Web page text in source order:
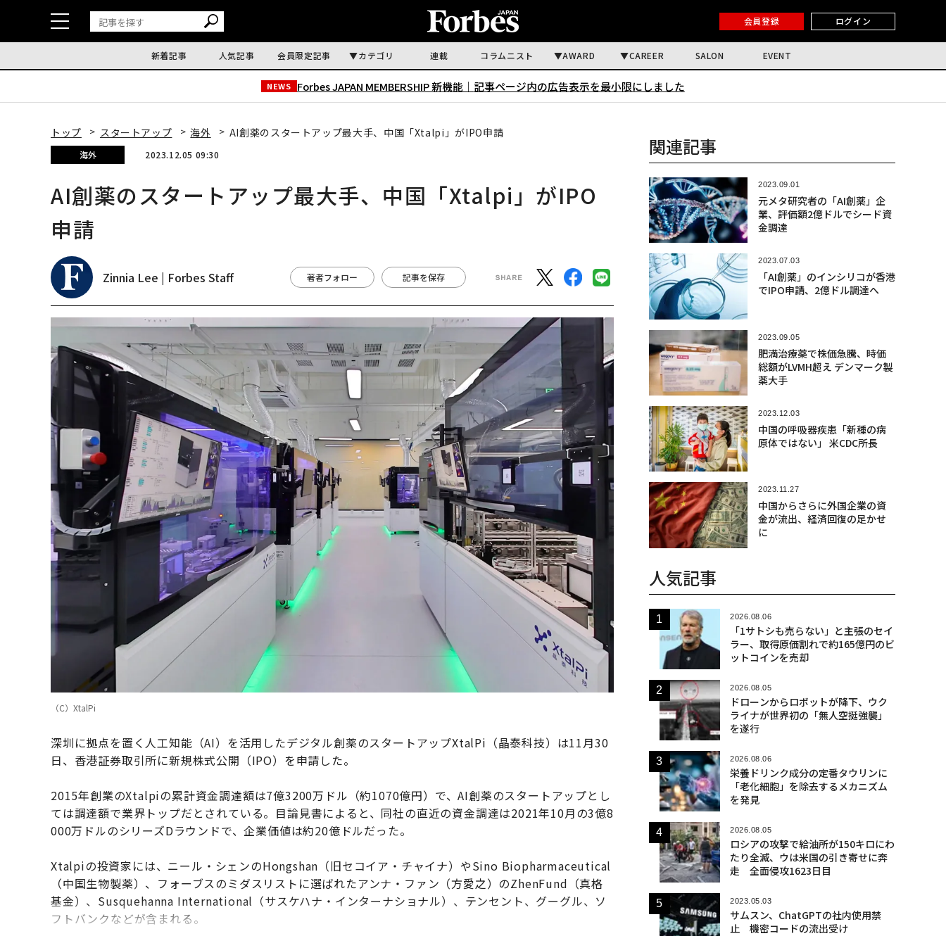
会員登録 ログイン
新着記事 人気記事 会員限定記事 カテゴリ 連載 コラムニスト AWARD CAREER SALON EVENT
NEWS Forbes JAPAN MEMBERSHIP 新機能｜ 記事ページ内の広告表示を最小限にしました
トップ スタートアップ 海外 AI創薬のスタートアップ最大手、中国「Xtalpi」がIPO申請
海外 2023.12.05 09:30
AI創薬のスタートアップ最大手、中国「Xtalpi」がIPO
申請
Zinnia Lee | Forbes Staff 著者フォロー 記事を保存
（C）XtalPi
深圳に拠点を置く人工知能（AI）を活用したデジタル創薬のスタートアップXtalPi（晶泰科技）は11月30
日、香港証券取引所に新規株式公開（IPO）を申請した。
2015年創業のXtalpiの累計資金調達額は7億3200万ドル（約1070億円）で、AI創薬のスタートアップとし
ては調達額で業界トップだとされている。目論見書によると、同社の直近の資金調達は2021年10月の3億8
000万ドルのシリーズDラウンドで、企業価値は約20億ドルだった。
Xtalpiの投資家には、ニール・シェンのHongshan（旧セコイア・チャイナ）やSino Biopharmaceutical
（中国生物製薬）、フォーブスのミダスリストに選ばれたアンナ・ファン（方愛之）のZhenFund（真格
基金）、Susquehanna International（サスケハナ・インターナショナル）、テンセント、グーグル、ソ
フトバンクなどが含まれる。
関連記事
2023.09.01
元メタ研究者の「AI創薬」企
業、評価額2億ドルでシード資
金調達
2023.07.03
「AI創薬」のインシリコが香港
でIPO申請、2億ドル調達へ
2023.09.05
肥満治療薬で株価急騰、時価
総額がLVMH超え デンマーク製
薬大手
2023.12.03
中国の呼吸器疾患「新種の病
原体ではない」 米CDC所長
2023.11.27
中国からさらに外国企業の資
金が流出、経済回復の足かせ
に
人気記事
2026.08.06
「1サトシも売らない」と主張のセイ
ラー、取得原価割れで約165億円のビ
ットコインを売却
2026.08.05
ドローンからロボットが降下、ウク
ライナが世界初の「無人空挺強襲」
を遂行
2026.08.06
栄養ドリンク成分の定番タウリンに
「老化細胞」を除去するメカニズム
を発見
2026.08.05
ロシアの攻撃で給油所が150キロにわ
たり全滅、ウは米国の引き寄せに奔
走 全面侵攻1623日目
2023.05.03
サムスン、ChatGPTの社内使用禁
止 機密コードの流出受け